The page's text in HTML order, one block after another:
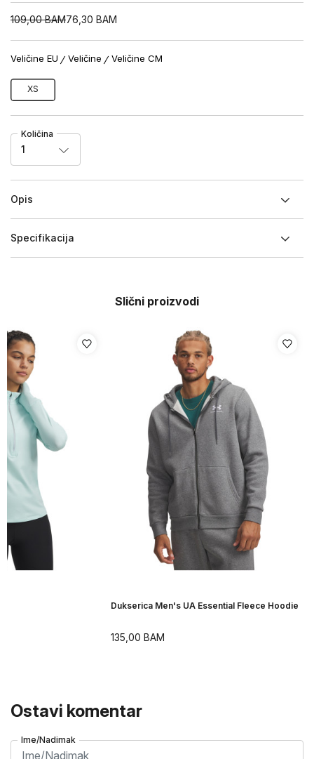
109,00 BAM76,30 BAM
Veličine EU Veličine Veličine CM
XS
Količina
1
Opis
Specifikacija
Slični proizvodi
Dukserica Men's UA Essential Fleece Hoodie
135,00 BAM
Ostavi komentar
Ime/Nadimak